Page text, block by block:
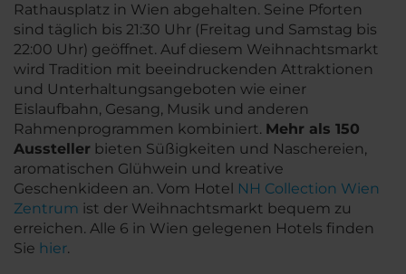
Rathausplatz in Wien abgehalten. Seine Pforten
sind täglich bis 21:30 Uhr (Freitag und Samstag bis
22:00 Uhr) geöffnet. Auf diesem Weihnachtsmarkt
wird Tradition mit beeindruckenden Attraktionen
und Unterhaltungsangeboten wie einer
Eislaufbahn, Gesang, Musik und anderen
Rahmenprogrammen kombiniert. Mehr als 150
Aussteller bieten Süßigkeiten und Naschereien,
aromatischen Glühwein und kreative
Geschenkideen an. Vom Hotel NH Collection Wien
Zentrum ist der Weihnachtsmarkt bequem zu
erreichen. Alle 6 in Wien gelegenen Hotels finden
Sie hier.